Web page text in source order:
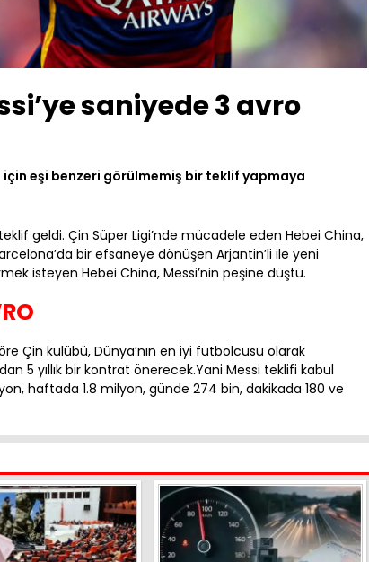
saniyede 3 avro
için eşi benzeri görülmemiş bir teklif yapmaya
geldi. Çin Süper Ligi’nde mücadele eden Hebei China,
bir efsaneye dönüşen Arjantin’li ile yeni
isteyen Hebei China, Messi’nin peşine düştü.
Çin kulübü, Dünya’nın en iyi futbolcusu olarak
5 yıllık bir kontrat önerecek.Yani Messi teklifi kabul
haftada 1.8 milyon, günde 274 bin, dakikada 180 ve